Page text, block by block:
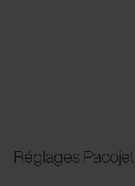
Réglages Pacojet